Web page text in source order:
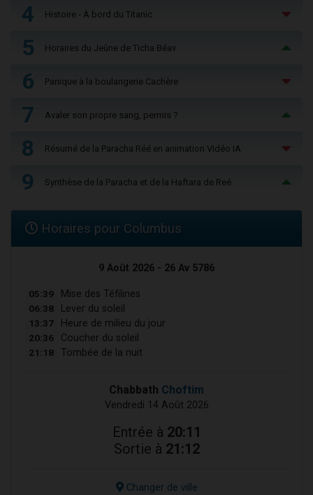
4 Histoire - À bord du Titanic
5 Horaires du Jeûne de Ticha Béav
6 Panique à la boulangerie Cachère
7 Avaler son propre sang, permis ?
8 Résumé de la Paracha Réé en animation Vidéo IA
9 Synthèse de la Paracha et de la Haftara de Reé
Horaires pour Columbus
9 Août 2026 - 26 Av 5786
05:39 Mise des Téfilines
06:38 Lever du soleil
13:37 Heure de milieu du jour
20:36 Coucher du soleil
21:18 Tombée de la nuit
Chabbath Choftim
Vendredi 14 Août 2026
Entrée à 20:11
Sortie à 21:12
Changer de ville